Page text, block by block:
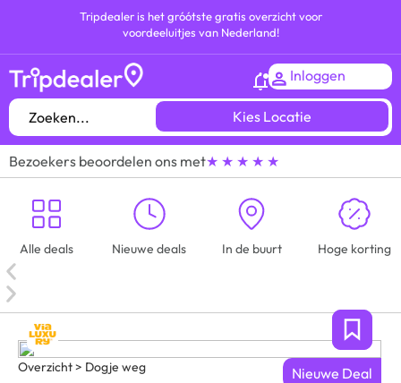
Tripdealer is het gróótste gratis overzicht voor
voordeeluitjes van Nederland!
Inloggen
Kies Locatie
Bezoekers beoordelen ons met★ ★ ★ ★ ★
Alle deals Nieuwe deals In de buurt Hoge korting
Nieuwe Deal
Overzicht > Dogje weg